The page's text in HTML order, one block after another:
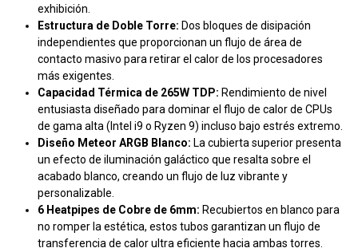
exhibición.
Estructura de Doble Torre: Dos bloques de disipación
independientes que proporcionan un flujo de área de
contacto masivo para retirar el calor de los procesadores
más exigentes.
Capacidad Térmica de 265W TDP: Rendimiento de nivel
entusiasta diseñado para dominar el flujo de calor de CPUs
de gama alta (Intel i9 o Ryzen 9) incluso bajo estrés extremo.
Diseño Meteor ARGB Blanco: La cubierta superior presenta
un efecto de iluminación galáctico que resalta sobre el
acabado blanco, creando un flujo de luz vibrante y
personalizable.
6 Heatpipes de Cobre de 6mm: Recubiertos en blanco para
no romper la estética, estos tubos garantizan un flujo de
transferencia de calor ultra eficiente hacia ambas torres.